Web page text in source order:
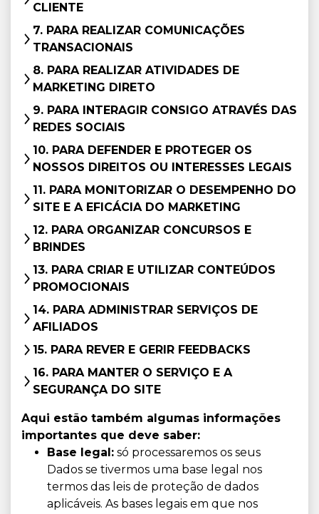
CLIENTE
7. PARA REALIZAR COMUNICAÇÕES
TRANSACIONAIS
8. PARA REALIZAR ATIVIDADES DE
MARKETING DIRETO
9. PARA INTERAGIR CONSIGO ATRAVÉS DAS
REDES SOCIAIS
10. PARA DEFENDER E PROTEGER OS
NOSSOS DIREITOS OU INTERESSES LEGAIS
11. PARA MONITORIZAR O DESEMPENHO DO
SITE E A EFICÁCIA DO MARKETING
12. PARA ORGANIZAR CONCURSOS E
BRINDES
13. PARA CRIAR E UTILIZAR CONTEÚDOS
PROMOCIONAIS
14. PARA ADMINISTRAR SERVIÇOS DE
AFILIADOS
15. PARA REVER E GERIR FEEDBACKS
16. PARA MANTER O SERVIÇO E A
SEGURANÇA DO SITE
Aqui estão também algumas informações
importantes que deve saber:
Base legal: só processaremos os seus
Dados se tivermos uma base legal nos
termos das leis de proteção de dados
aplicáveis. As bases legais em que nos